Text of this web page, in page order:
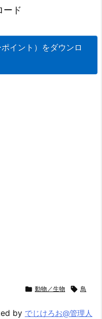
ード
イント）をダウンロ
 動物／生物  鳥
by でじけろお@管理人